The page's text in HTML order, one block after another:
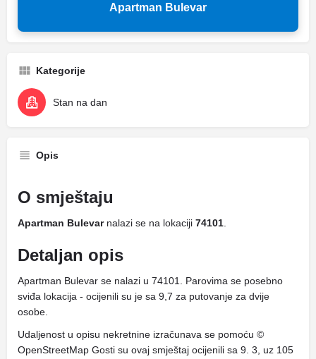
Apartman Bulevar
Kategorije
Stan na dan
Opis
O smještaju
Apartman Bulevarnalazi se na lokaciji 74101
Detaljan opis
Apartman Bulevar se nalazi u 74101. Parovima se posebno
sviđa lokacija - ocijenili su je sa 9,7 za putovanje za dvije
osobe.
Udaljenost u opisu nekretnine izračunava se pomoću ©
OpenStreetMap Gosti su ovaj smještaj ocijenili sa 9. 3, uz 105